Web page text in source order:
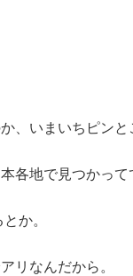
、いまいちピンと
地で見つかって
か。
リなんだから。